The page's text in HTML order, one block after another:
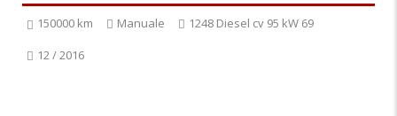
150000 km Manuale
1248 Diesel cv 95 kW 69
12 / 2016